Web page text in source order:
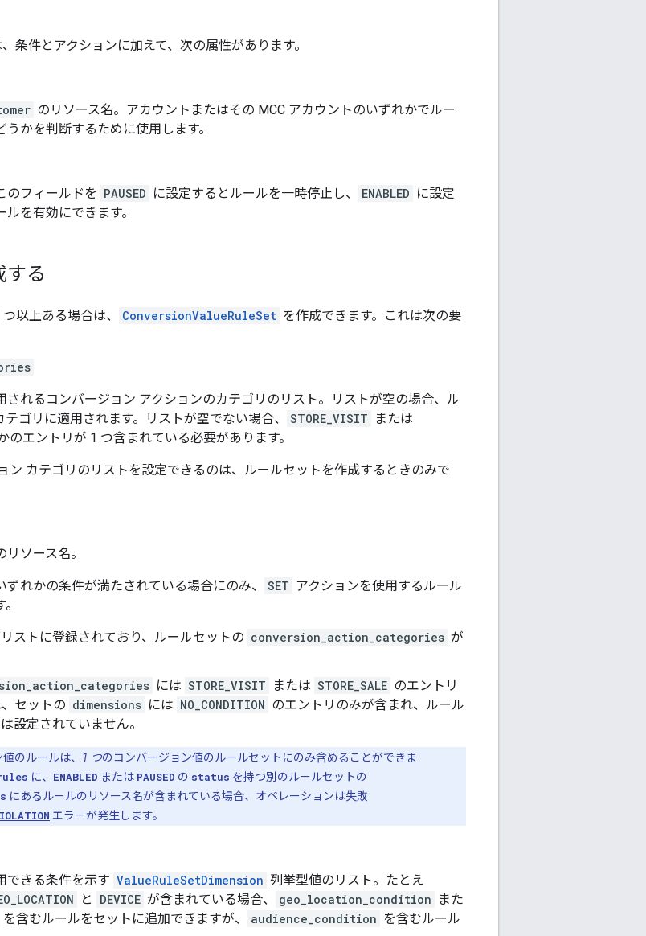
、条件とアクションに加えて、次の属性があります。
のリソース名。アカウントまたはその MCC アカウントのいずれかでルー
かを判断するために使用します。
のフィールドを PAUSED に設定するとルールを一時停止し、 ENABLED に設定
を有効にできます。
する
以上ある場合は、 ConversionValueRuleSet を作成できます。これは次の要
されるコンバージョン アクションのカテゴリのリスト。リストが空の場合、ル
ゴリに適用されます。リストが空でない場合、
STORE_VISIT
または
のエントリが 1 つ含まれている必要があります。
ン カテゴリのリストを設定できるのは、ルールセットを作成するときのみで
ソース名。
ずれかの条件が満たされている場合にのみ、 SET アクションを使用するルール
ストに登録されており、ルールセットの conversion_action_categories が
には STORE_VISIT または STORE_SALE のエントリ
セットの dimensions には NO_CONDITION のエントリのみが含まれ、ルール
設定されていません。
のルールは、 1 つのコンバージョン値のルールセットにのみ含めることができま
に、 ENABLED または PAUSED の status を持つ別のルールセットの
にあるルールのリソース名が含まれている場合、オペレーションは失敗
エラーが発生します。
できる条件を示す ValueRuleSetDimension 列挙型値のリスト。たとえ
と DEVICE が含まれている場合、 geo_location_condition
また
を含むルールをセットに追加できますが、 audience_condition を含むルール